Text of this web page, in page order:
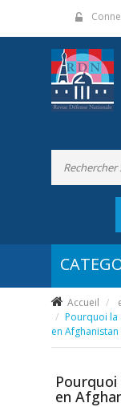
Accueil
Pourquoi la
en Afghanistan
Pourquoi
en